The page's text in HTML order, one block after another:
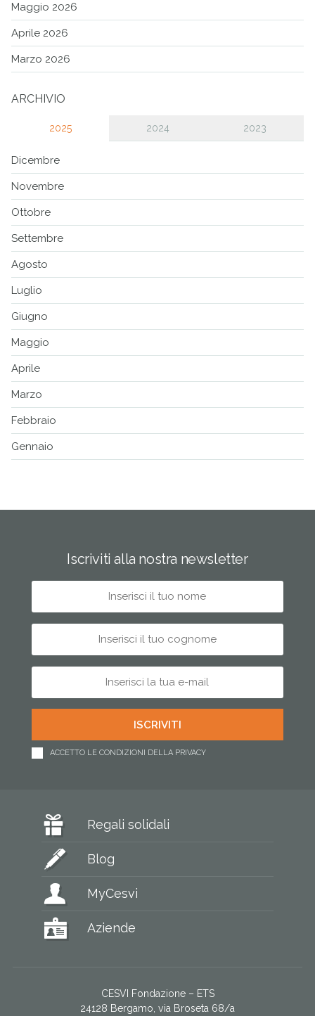
Maggio 2026
Aprile 2026
Marzo 2026
ARCHIVIO
2025 2024 2023
Dicembre
Novembre
Ottobre
Settembre
Agosto
Luglio
Giugno
Maggio
Aprile
Marzo
Febbraio
Gennaio
Iscriviti alla nostra newsletter
ACCETTO LE CONDIZIONI DELLA PRIVACY
Regali solidali
Blog
MyCesvi
Aziende
CESVI Fondazione – ETS
24128 Bergamo, via Broseta 68/a